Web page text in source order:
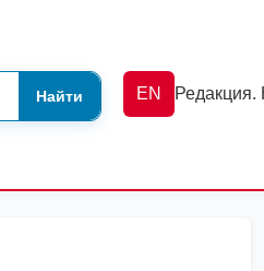
Найти EN Редакция.